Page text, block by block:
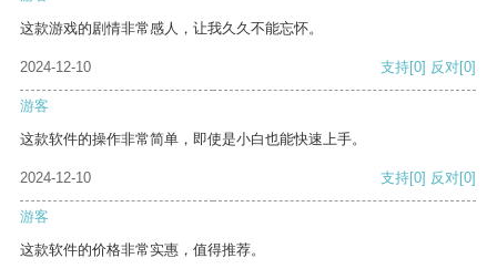
这款游戏的剧情非常感人，让我久久不能忘怀。
2024-12-10 支持[0] 反对[0]
游客
这款软件的操作非常简单，即使是小白也能快速上手。
2024-12-10 支持[0] 反对[0]
游客
这款软件的价格非常实惠，值得推荐。